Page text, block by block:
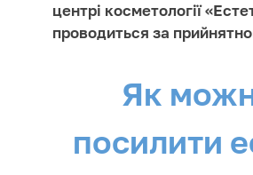
центрі косметології
проводиться за
Як
посилити